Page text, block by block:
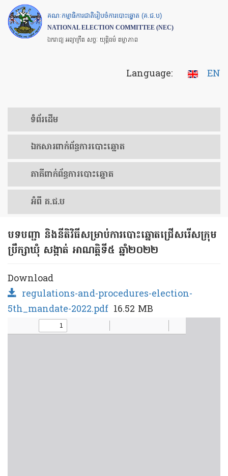
Skip
to
main
គណៈកម្មាធិការជាតិរៀបចំការបោះឆ្នោត (គ.ជ.ប)
NATIONAL ELECTION COMMITTEE (NEC)
ឯករាជ្យ អព្យាក្រឹត សច្ចៈ យុត្តិធម៌ តម្លាភាព
Language: EN
ទំព័រ​ដើម
ឯកសារ​ពាក់ព័ន្ធ​ការ​បោះឆ្នោត
​ភាគីពាក់ព័ន្ធ​​ការ​បោះឆ្នោត
អំពី គ.ជ.ប
បទបញ្ជា និង​នីតិវិធី​សម្រាប់​ការ​បោះ​ឆ្នោត​ជ្រើសរើស​ក្រុម​
ប្រឹក្សា​ឃុំ សង្កាត់ អាណត្ដិទី​៥ ឆ្នាំ​២០២២
Download
regulations-and-procedures-election-
5th_mandate-2022.pdf 16.52 MB